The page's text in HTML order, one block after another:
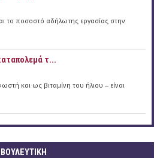
το ποσοστό αδήλωτης εργασίας στην
τ...
και ως βιταμίνη του ήλιου – είναι